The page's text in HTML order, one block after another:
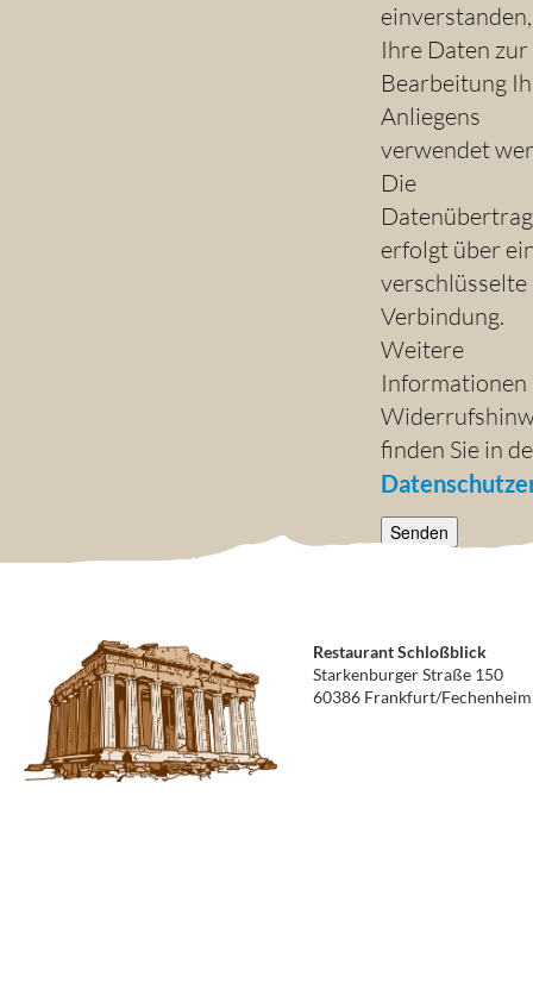
Ihre Daten zur
Bearbeitung
Anliegens
verwendet
Die
erfolgt über
verschlüsselte
Verbindung.
Weitere
Informationen
finden Sie in
Restaurant Schloßblick
Starkenburger Straße 150
60386 Frankfurt/Fechenheim